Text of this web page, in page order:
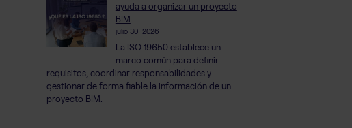
ayuda a organizar un proyecto
BIM
julio 30, 2026
La ISO 19650 establece un
marco común para definir
requisitos, coordinar responsabilidades y
gestionar de forma fiable la información de un
proyecto BIM.